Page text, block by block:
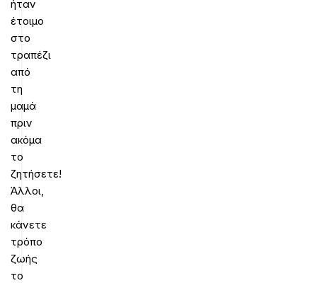
ήταν
έτοιμο
στο
τραπέζι
από
τη
μαμά
πριν
ακόμα
το
ζητήσετε!
Άλλοι,
θα
κάνετε
τρόπο
ζωής
το